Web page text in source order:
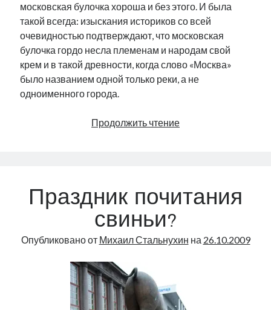
московская булочка хороша и без этого. И была
такой всегда: изыскания историков со всей
очевидностью подтверждают, что московская
булочка гордо несла племенам и народам свой
крем и в такой древности, когда слово «Москва»
было названием одной только реки, а не
одноименного города.
Продолжить чтениеПро
Праздник почитания
свиньи?
Опубликовано от Михаил Стальнухин на 26.10.2009